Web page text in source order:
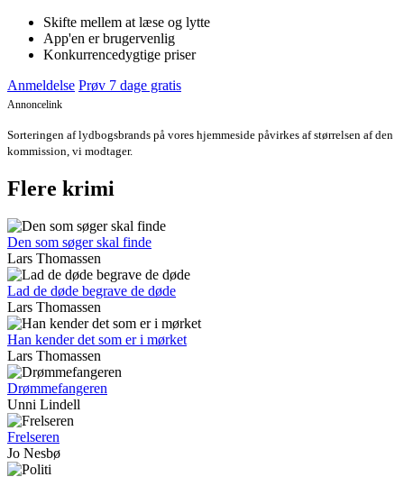
Skifte mellem at læse og lytte
App'en er brugervenlig
Konkurrencedygtige priser
Anmeldelse Prøv 7 dage gratis
Annoncelink
Sorteringen af lydbogsbrands på vores hjemmeside påvirkes af størrelsen af den
kommission, vi modtager.
Flere krimi
Den som søger skal finde
Lars Thomassen
Lad de døde begrave de døde
Lars Thomassen
Han kender det som er i mørket
Lars Thomassen
Drømmefangeren
Unni Lindell
Frelseren
Jo Nesbø